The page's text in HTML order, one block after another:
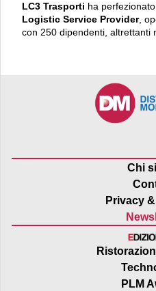
LC3 Trasporti ha
Logistic Service Provider,
con 250 dipendenti, altrettanti
Chi
Privacy
PLM